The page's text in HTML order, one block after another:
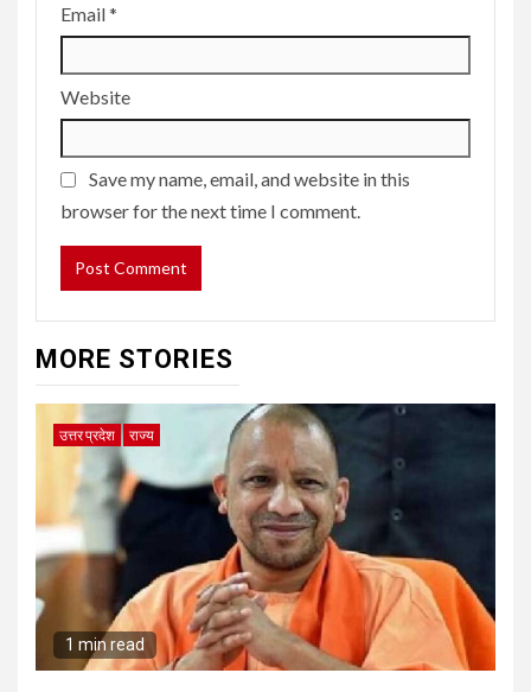
Email*
Website
Save my name, email, and website in this
browser for the next time I comment.
MORE STORIES
उत्तर प्रदेश राज्य
1 min read